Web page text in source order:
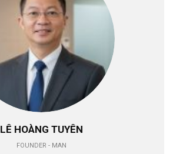
LÊ HOÀNG TUYÊN
FOUNDER - MAN